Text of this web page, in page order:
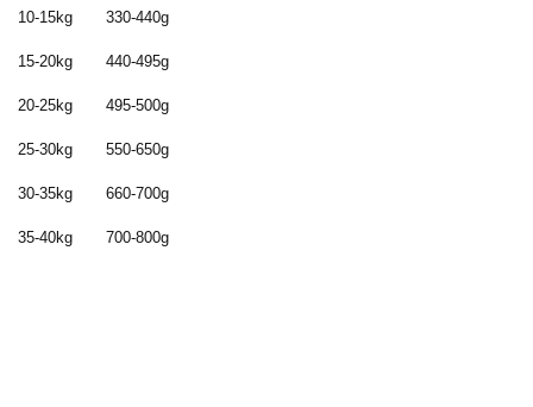
10-15kg 330-440g
15-20kg 440-495g
20-25kg 495-500g
25-30kg 550-650g
30-35kg 660-700g
35-40kg 700-800g